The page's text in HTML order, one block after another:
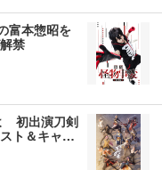
富本惣昭を
禁
初出演刀剣
ト＆キャ…